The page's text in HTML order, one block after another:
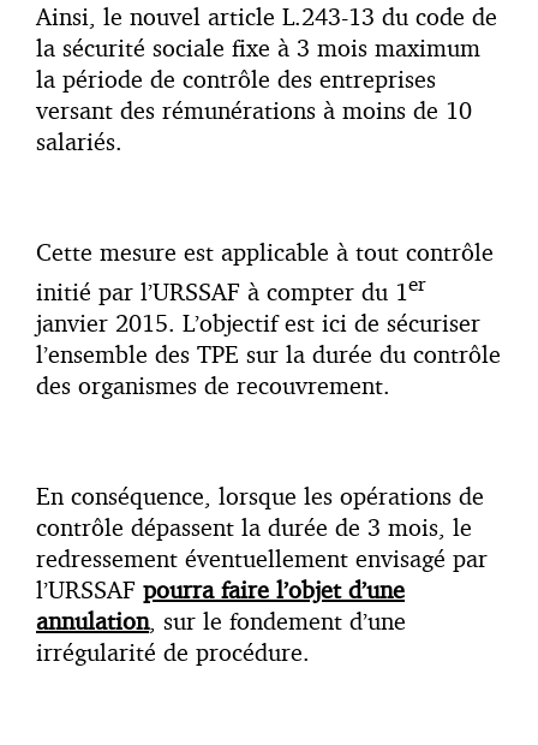
Ainsi, le nouvel article L.243-13 du code de
la sécurité sociale fixe à 3 mois maximum
la période de contrôle des entreprises
versant des rémunérations à moins de 10
salariés.
Cette mesure est applicable à tout contrôle
initié par l’URSSAF à compter du 1 er
janvier 2015. L’objectif est ici de sécuriser
l’ensemble des TPE sur la durée du contrôle
des organismes de recouvrement.
En conséquence, lorsque les opérations de
contrôle dépassent la durée de 3 mois, le
redressement éventuellement envisagé par
l’URSSAF pourra faire l’objet d’une
annulation, sur le fondement d’une
irrégularité de procédure.